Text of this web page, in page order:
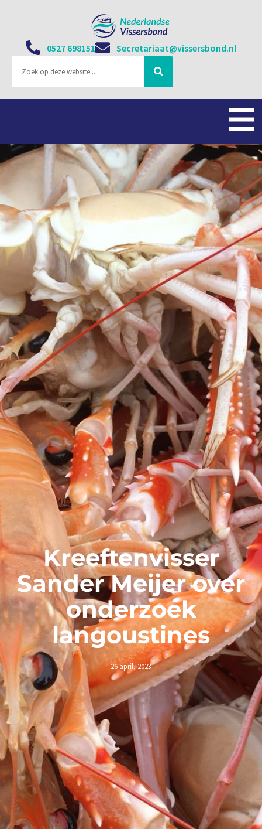
0527 698151 Secretariaat@vissersbond.nl
Kreeftenvisser
Sander Meijer over
onderzoek
langoustines
26 april, 2023